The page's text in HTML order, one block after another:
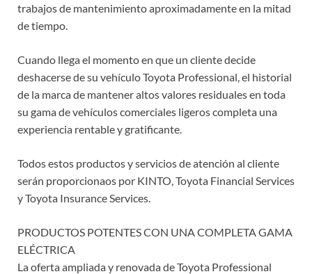
trabajos de mantenimiento aproximadamente en la mitad
de tiempo.
Cuando llega el momento en que un cliente decide
deshacerse de su vehículo Toyota Professional, el historial
de la marca de mantener altos valores residuales en toda
su gama de vehículos comerciales ligeros completa una
experiencia rentable y gratificante.
Todos estos productos y servicios de atención al cliente
serán proporcionaos por KINTO, Toyota Financial Services
y Toyota Insurance Services.
PRODUCTOS POTENTES CON UNA COMPLETA GAMA
ELÉCTRICA
La oferta ampliada y renovada de Toyota Professional